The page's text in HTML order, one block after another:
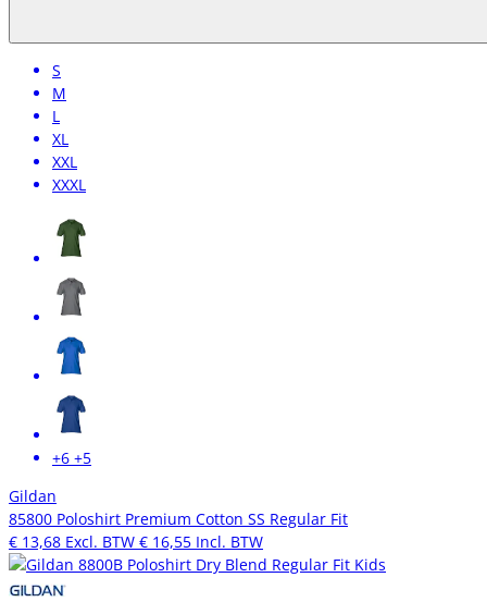
S
M
L
XL
XXL
XXXL
+6 +5
Gildan
85800 Poloshirt Premium Cotton SS Regular Fit
€ 13,68 Excl. BTW € 16,55 Incl. BTW